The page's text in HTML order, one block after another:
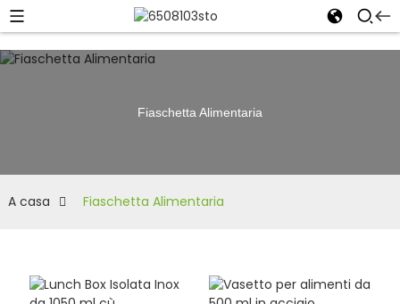
Fiaschetta Alimentaria
A casa Fiaschetta Alimentaria